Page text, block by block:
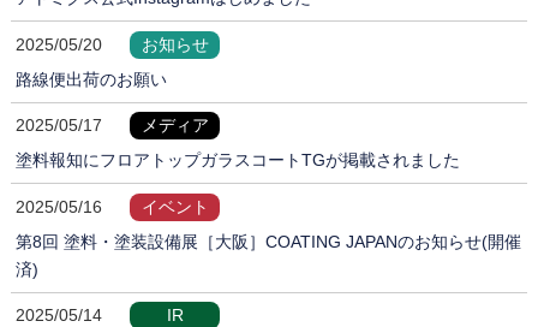
2025/05/20
お知らせ
路線便出荷のお願い
2025/05/17
メディア
塗料報知にフロアトップガラスコートTGが掲載されました
2025/05/16
イベント
第8回 塗料・塗装設備展［大阪］COATING JAPANのお知らせ(開催
済)
2025/05/14
IR